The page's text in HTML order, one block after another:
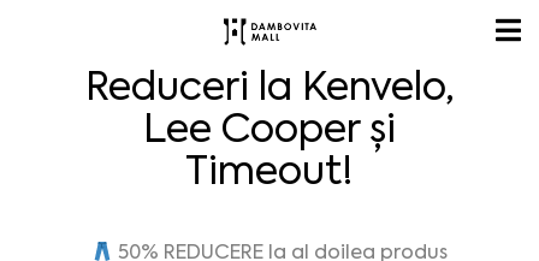
Reduceri la Kenvelo,
Lee Cooper și
Timeout!
50% REDUCERE la al doilea produs